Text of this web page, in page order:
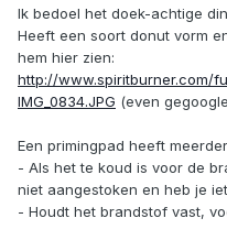
Ik bedoel het doek-achtige
Heeft een soort donut vorm
hem hier zien:
http://www.spiritburner.com/
IMG_0834.JPG (even
Een primingpad heeft
- Als het te koud is voor de
niet aangestoken en heb je
- Houdt het brandstof vast,